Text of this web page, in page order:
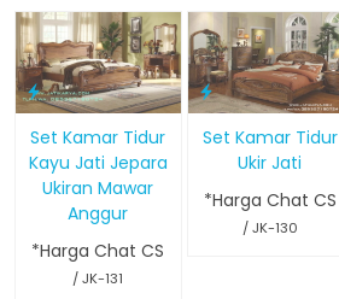
Set Kamar Tidur
Kayu Jati Jepara
Ukiran Mawar
Anggur
*Harga Chat CS
/ JK-131
Set Kamar Tidur
Ukir Jati
*Harga Chat CS
/ JK-130